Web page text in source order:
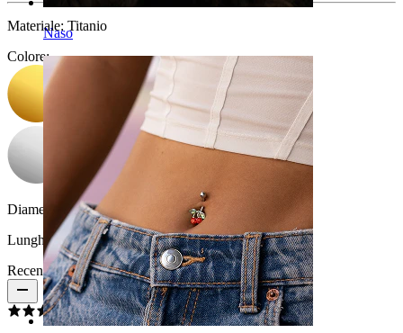
Naso
Materiale: Titanio
Colore:
Diametro del filo:
Lunghezza:6 mm
Recensioni del prodotto